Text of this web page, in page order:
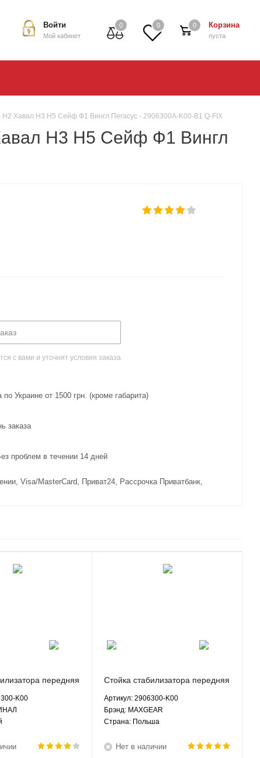
0 0 Корзина
пуста
0
Войти
Мой кабинет
Хавал Н3 H5 Сейф Ф1 Вингл Пегасус - 2906300A-K00-B1 Q-FIX
Н3 H5 Сейф Ф1 Вингл
с вами и уточнят условия заказа
по Украине от 1500 грн. (кроме габарита)
заказа
в течении 14 дней
Visa/MasterCard, Приват24, Рассрочка Приватбанк,
передняя
Сейф Ф1 Вингл
K00
K00
Стойка стабилизатора передняя
Хавал Н3 H5 Сейф Ф1 Вингл
Пегасус - 2906300-K00
MAXGEAR
Артикул: 2906300-K00
Брэнд: MAXGEAR
Страна: Польша
Нет в наличии